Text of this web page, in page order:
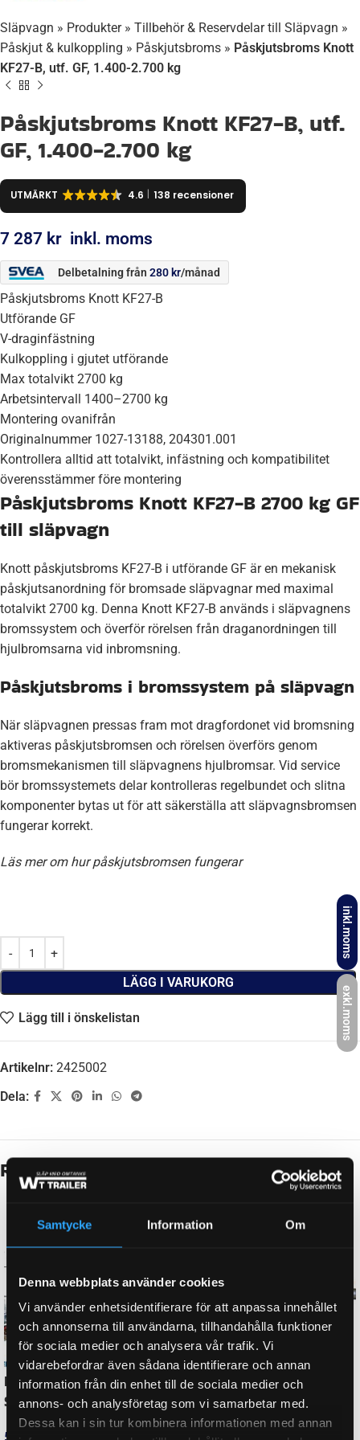
Samtycke Information Om
Denna webbplats använder cookies
Vi använder enhetsidentifierare för att anpassa innehållet
och annonserna till användarna, tillhandahålla funktioner
för sociala medier och analysera vår trafik. Vi
vidarebefordrar även sådana identifierare och annan
information från din enhet till de sociala medier och
annons- och analysföretag som vi samarbetar med.
Dessa kan i sin tur kombinera informationen med annan
inkl.moms
exkl.moms
Släpvagn » Produkter» Tillbehör & Reservdelar till Släpvagn »
Påskjut & kulkoppling » Påskjutsbroms » Påskjutsbroms Knott
KF27-B, utf. GF, 1.400-2.700 kg
Påskjutsbroms Knott KF27-B, utf.
GF, 1.400-2.700 kg
UTMÄRKT 4.6 138 recensioner
7 287 kr inkl. moms
Delbetalning från 280 kr/månad
Påskjutsbroms Knott KF27-B
Utförande GF
V-draginfästning
Kulkoppling i gjutet utförande
Max totalvikt 2700 kg
Arbetsintervall 1400–2700 kg
Montering ovanifrån
Originalnummer 1027-13188, 204301.001
Kontrollera alltid att totalvikt, infästning och kompatibilitet
överensstämmer före montering
Påskjutsbroms Knott KF27-B 2700 kg GF
till släpvagn
Knott påskjutsbroms KF27-B i utförande GF är en mekanisk
påskjutsanordning för bromsade släpvagnar med maximal
totalvikt 2700 kg. Denna Knott KF27-B används i släpvagnens
bromssystem och överför rörelsen från draganordningen till
hjulbromsarna vid inbromsning.
Påskjutsbroms i bromssystem på släpvagn
När släpvagnen pressas fram mot dragfordonet vid bromsning
aktiveras påskjutsbromsen och rörelsen överförs genom
bromsmekanismen till släpvagnens hjulbromsar. Vid service
bör bromssystemets delar kontrolleras regelbundet och slitna
komponenter bytas ut för att säkerställa att släpvagnsbromsen
fungerar korrekt.
Läs mer om hur påskjutsbromsen fungerar
LÄGG I VARUKORG
Lägg till i önskelistan
Artikelnr: 2425002
Dela:
Beskrivning
FABRIKAT KNOTT
ORGINALNUMMER
1027-13188, 204301.001, 61-1027-
13188, AV83027
BROMS-ID KF 27, KF 27-B